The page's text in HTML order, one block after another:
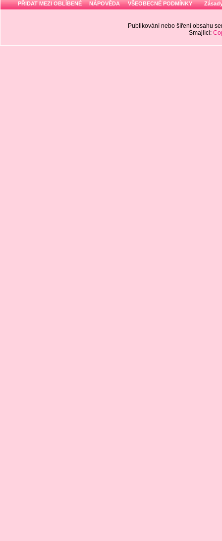
PŘIDAT MEZI OBLÍBENÉ NÁPOVĚDA VŠEOBECNÉ PODMÍNKY
Publikování nebo šíření obsahu
Smajlíci: